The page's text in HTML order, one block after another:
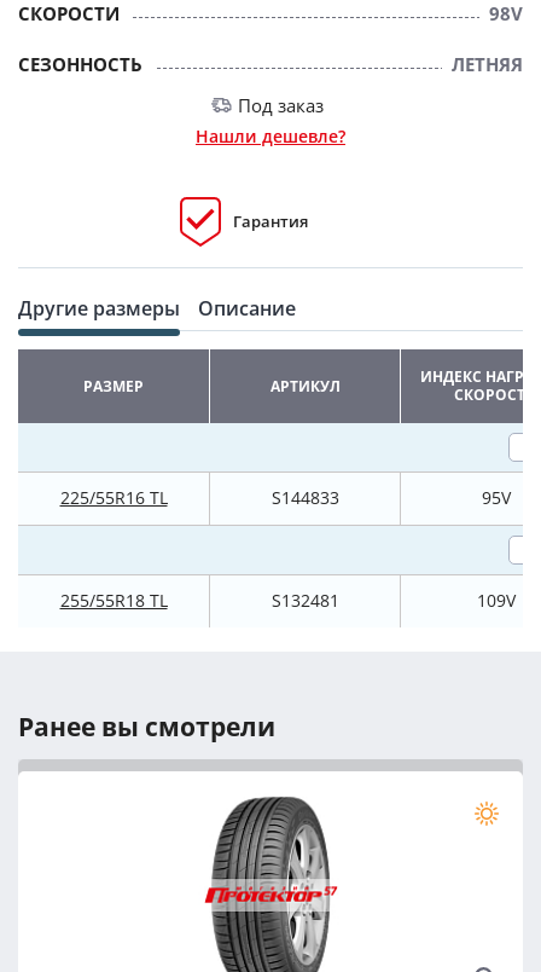
СКОРОСТИ
98V
СЕЗОННОСТЬ
ЛЕТНЯЯ
Под заказ
Нашли дешевле?
Гарантия
Другие размеры Описание
РАЗМЕР АРТИКУЛ
ИНДЕКС
СКОРОСТИ
225/55R16 TL S144833 95V
255/55R18 TL S132481 109V
Ранее вы смотрели